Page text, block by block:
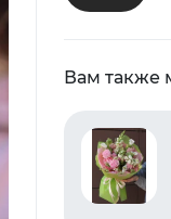
Вам также